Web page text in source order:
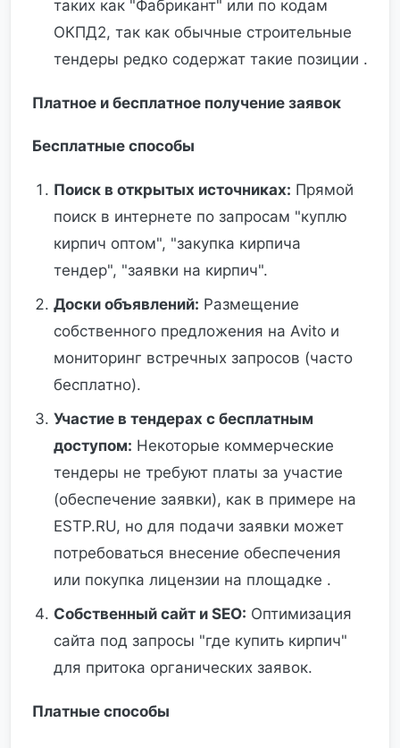
таких как "Фабрикант" или по кодам
ОКПД2, так как обычные строительные
тендеры редко содержат такие позиции .
Платное и бесплатное получение заявок
Бесплатные способы
Поиск в открытых источниках: Прямой
поиск в интернете по запросам "куплю
кирпич оптом", "закупка кирпича
тендер", "заявки на кирпич".
Доски объявлений: Размещение
собственного предложения на Avito и
мониторинг встречных запросов (часто
бесплатно).
Участие в тендерах с бесплатным
доступом: Некоторые коммерческие
тендеры не требуют платы за участие
(обеспечение заявки), как в примере на
ESTP.RU, но для подачи заявки может
потребоваться внесение обеспечения
или покупка лицензии на площадке .
Собственный сайт и SEO: Оптимизация
сайта под запросы "где купить кирпич"
для притока органических заявок.
Платные способы